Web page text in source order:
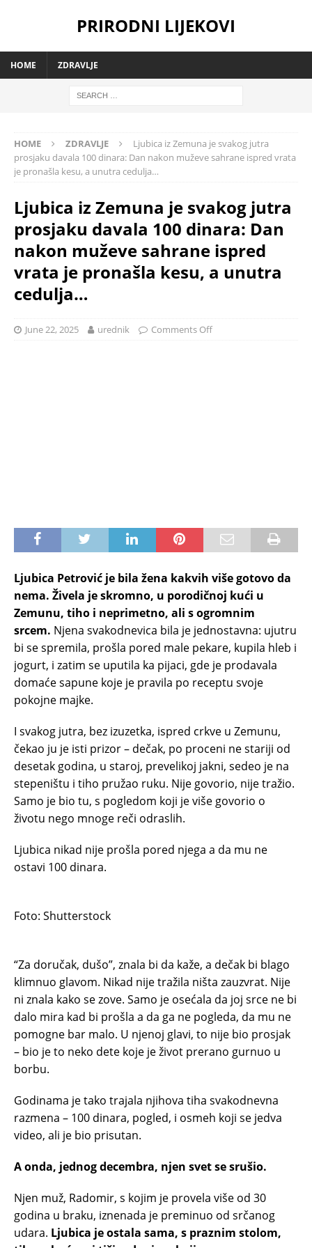
PRIRODNI LIJEKOVI
HOME ZDRAVLJE
HOME ZDRAVLJE
Ljubica iz Zemuna je svakog jutra
prosjaku davala 100 dinara: Dan nakon muževe sahrane ispred vrata
je pronašla kesu, a unutra cedulja…
Ljubica iz Zemuna je svakog jutra
prosjaku davala 100 dinara: Dan
nakon muževe sahrane ispred
vrata je pronašla kesu, a unutra
cedulja…
June 22, 2025 urednik Comments Off
Ljubica Petrović je bila žena kakvih više gotovo da
nema. Živela je skromno, u porodičnoj kući u
Zemunu, tiho i neprimetno, ali s ogromnim
srcem. Njena svakodnevica bila je jednostavna: ujutru
bi se spremila, prošla pored male pekare, kupila hleb i
jogurt, i zatim se uputila ka pijaci, gde je prodavala
domaće sapune koje je pravila po receptu svoje
pokojne majke.
I svakog jutra, bez izuzetka, ispred crkve u Zemunu,
čekao ju je isti prizor – dečak, po proceni ne stariji od
desetak godina, u staroj, prevelikoj jakni, sedeo je na
stepeništu i tiho pružao ruku. Nije govorio, nije tražio.
Samo je bio tu, s pogledom koji je više govorio o
životu nego mnoge reči odraslih.
Ljubica nikad nije prošla pored njega a da mu ne
ostavi 100 dinara.
Foto: Shutterstock
“Za doručak, dušo”, znala bi da kaže, a dečak bi blago
klimnuo glavom. Nikad nije tražila ništa zauzvrat. Nije
ni znala kako se zove. Samo je osećala da joj srce ne bi
dalo mira kad bi prošla a da ga ne pogleda, da mu ne
pomogne bar malo. U njenoj glavi, to nije bio prosjak
– bio je to neko dete koje je život prerano gurnuo u
borbu.
Godinama je tako trajala njihova tiha svakodnevna
razmena – 100 dinara, pogled, i osmeh koji se jedva
video, ali je bio prisutan.
A onda, jednog decembra, njen svet se srušio.
Njen muž, Radomir, s kojim je provela više od 30
godina u braku, iznenada je preminuo od srčanog
udara. Ljubica je ostala sama, s praznim stolom,